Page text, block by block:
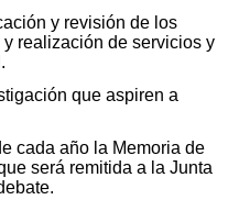
y revisión de los
realización de servicios y
que aspiren a
cada año la Memoria de
será remitida a la Junta